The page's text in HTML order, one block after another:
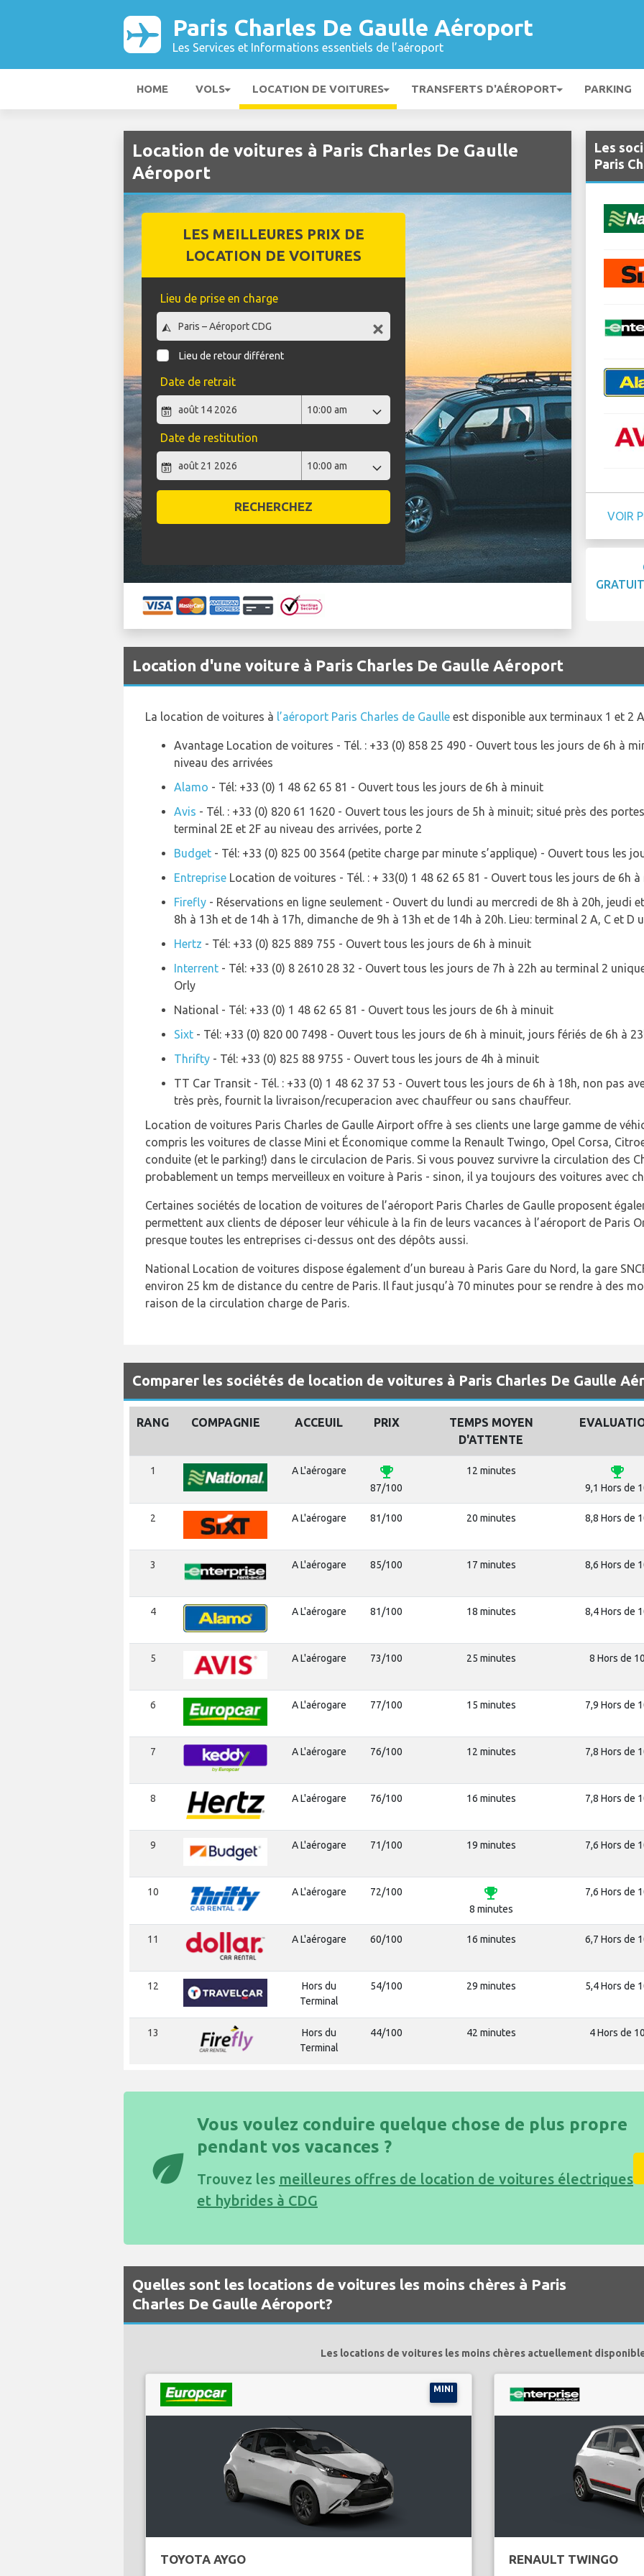
Paris Charles De Gaulle Aéroport
Les Services et Informations essentiels de l’aéroport
HOME VOLS LOCATION DE VOITURES TRANSFERTS D'AÉROPORT PARKING
Location de voitures à Paris Charles De Gaulle
Aéroport
LES MEILLEURES PRIX DE
LOCATION DE VOITURES
Lieu de prise en charge
Lieu de retour différent
Date de retrait
Date de restitution
RECHERCHEZ
Les
Paris
VOIR
GRATUIT
Location d'une voiture à Paris Charles De Gaulle Aéroport
La location de voitures à l’aéroport Paris Charles de Gaulle est disponible aux terminaux 1 et 2
Avantage Location de voitures - Tél. : +33 (0) 858 25 490 - Ouvert tous les jours de 6h à
niveau des arrivées
Alamo - Tél: +33 (0) 1 48 62 65 81 - Ouvert tous les jours de 6h à minuit
Avis - Tél. : +33 (0) 820 61 1620 - Ouvert tous les jours de 5h à minuit; situé près des
terminal 2E et 2F au niveau des arrivées, porte 2
Budget - Tél: +33 (0) 825 00 3564 (petite charge par minute s’applique) - Ouvert tous les
Entreprise Location de voitures - Tél. : + 33(0) 1 48 62 65 81 - Ouvert tous les jours de 6h
Firefly - Réservations en ligne seulement - Ouvert du lundi au mercredi de 8h à 20h, jeudi
8h à 13h et de 14h à 17h, dimanche de 9h à 13h et de 14h à 20h. Lieu: terminal 2 A, C et D
Hertz - Tél: +33 (0) 825 889 755 - Ouvert tous les jours de 6h à minuit
Interrent - Tél: +33 (0) 8 2610 28 32 - Ouvert tous les jours de 7h à 22h au terminal 2
Orly
National - Tél: +33 (0) 1 48 62 65 81 - Ouvert tous les jours de 6h à minuit
Sixt - Tél: +33 (0) 820 00 7498 - Ouvert tous les jours de 6h à minuit, jours fériés de 6h à
Thrifty - Tél: +33 (0) 825 88 9755 - Ouvert tous les jours de 4h à minuit
TT Car Transit - Tél. : +33 (0) 1 48 62 37 53 - Ouvert tous les jours de 6h à 18h, non pas
très près, fournit la livraison/recuperacion avec chauffeur ou sans chauffeur.
Location de voitures Paris Charles de Gaulle Airport offre à ses clients une large gamme de
compris les voitures de classe Mini et Économique comme la Renault Twingo, Opel Corsa,
conduite (et le parking!) dans le circulacion de Paris. Si vous pouvez survivre la circulation des
probablement un temps merveilleux en voiture à Paris - sinon, il ya toujours des voitures avec
Certaines sociétés de location de voitures de l’aéroport Paris Charles de Gaulle proposent
permettent aux clients de déposer leur véhicule à la fin de leurs vacances à l’aéroport de Paris
presque toutes les entreprises ci-dessus ont des dépôts aussi.
National Location de voitures dispose également d’un bureau à Paris Gare du Nord, la gare
environ 25 km de distance du centre de Paris. Il faut jusqu’à 70 minutes pour se rendre à des
raison de la circulation charge de Paris.
Comparer les sociétés de location de voitures à Paris Charles De Gaulle
RANG COMPAGNIE ACCEUIL PRIX
TEMPS MOYEN
D'ATTENTE
1 A L'aérogare emoji_events
87/100
12 minutes emoji_events
9,1 Hors de
2 A L'aérogare 81/100 20 minutes 8,8 Hors de
3 A L'aérogare 85/100 17 minutes 8,6 Hors de
4 A L'aérogare 81/100 18 minutes 8,4 Hors de
5 A L'aérogare 73/100 25 minutes 8 Hors de 10
6 A L'aérogare 77/100 15 minutes 7,9 Hors de
7 A L'aérogare 76/100 12 minutes 7,8 Hors de
8 A L'aérogare 76/100 16 minutes 7,8 Hors de
9 A L'aérogare 71/100 19 minutes 7,6 Hors de
10 A L'aérogare 72/100 emoji_events
8 minutes
7,6 Hors de
11 A L'aérogare 60/100 16 minutes 6,7 Hors de
12
Hors du
Terminal
54/100 29 minutes 5,4 Hors de
13
Hors du
Terminal
44/100 42 minutes 4 Hors de 10
eco
Vous voulez conduire quelque chose de plus propre
pendant vos vacances ?
Trouvez les meilleures offres de location de voitures électriques
et hybrides à CDG
Quelles sont les locations de voitures les moins chères à Paris
Charles De Gaulle Aéroport?
Les locations de voitures les moins chères actuellement
MINI
TOYOTA AYGO RENAULT TWINGO